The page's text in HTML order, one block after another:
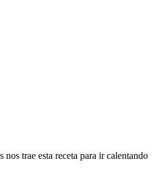
trae esta receta para ir calentando